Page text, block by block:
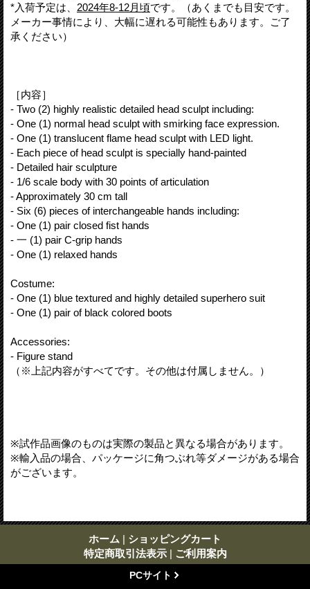
*入荷予定は、 2024年8-12月頃です。（あくまでも目安です。
メーカー事情により、大幅に遅れる可能性もあります。ご了
承ください）
［内容］
- Two (2) highly realistic detailed head sculpt including:
- One (1) normal head sculpt with smirking face expression.
- One (1) translucent flame head sculpt with LED light.
- Each piece of head sculpt is specially hand-painted
- Detailed hair sculpture
- 1/6 scale body with 30 points of articulation
- Approximately 30 cm tall
- Six (6) pieces of interchangeable hands including:
- One (1) pair closed fist hands
- 一 (1) pair C-grip hands
- One (1) relaxed hands
Costume:
- One (1) blue textured and highly detailed superhero suit
- One (1) pair of black colored boots
Accessories:
- Figure stand
（※上記内容がすべてです。その他は付属しません。）
※試作品画像のものは実際の製品と異なる場合があります。
※輸入品の場合、パッケージに角つぶれ等ダメージがある場合
がございます。
ホーム | ショッピングカート
特定商取引法表示 | ご利用案内
PCサイト